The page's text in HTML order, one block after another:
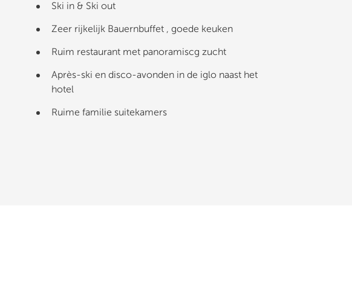
Ski in & Ski out
Zeer rijkelijk Bauernbuffet , goede keuken
Ruim restaurant met panoramiscg zucht
Après-ski en disco-avonden in de iglo naast het
hotel
Ruime familie suitekamers